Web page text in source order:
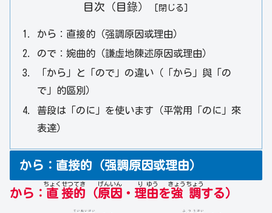
目次（目錄）
から：直接的（强調原因或理由）
ので：婉曲的（謙虛地陳述原因或理由）
「から」と「ので」の違い（「から」與「の
で」的區別）
普段は「のに」を使います（平常用「のに」來
表達）
から：直接的（强調原因或理由）
から： 直
ちょく
接
せつ
的
てき
（原
げん
因
いん
・ 理
り
由
ゆう
を強
きょう
調
ちょう
する）